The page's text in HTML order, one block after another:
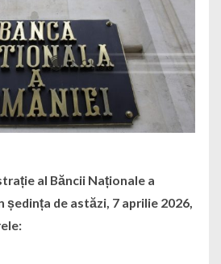
al Băncii Naționale a
ședința de astăzi, 7 aprilie 2026,